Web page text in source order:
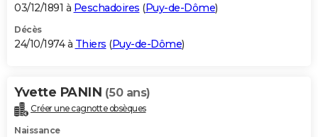
03/12/1891 à Peschadoires (Puy-de-Dôme)
Décès
24/10/1974 à Thiers (Puy-de-Dôme)
Yvette PANIN (50 ans)
Créer une cagnotte obsèques
Naissance